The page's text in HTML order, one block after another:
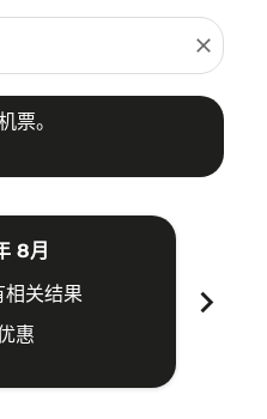
close
票。
8月
相关结果
惠
chevron_right